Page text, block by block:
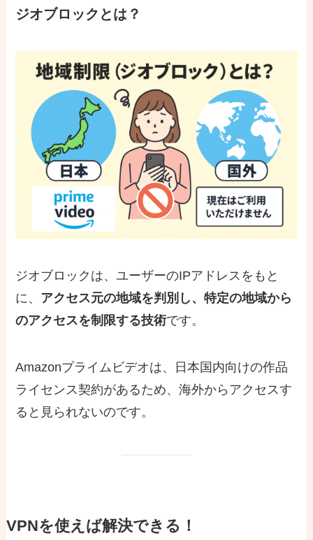
ジオブロックとは？
ジオブロックは、ユーザーのIPアドレスをもと
に、 アクセス元の地域を判別し、特定の地域から
のアクセスを制限する技術です。
Amazonプライムビデオは、日本国内向けの作品
ライセンス契約があるため、海外からアクセスす
ると見られないのです。
VPNを使えば解決できる！